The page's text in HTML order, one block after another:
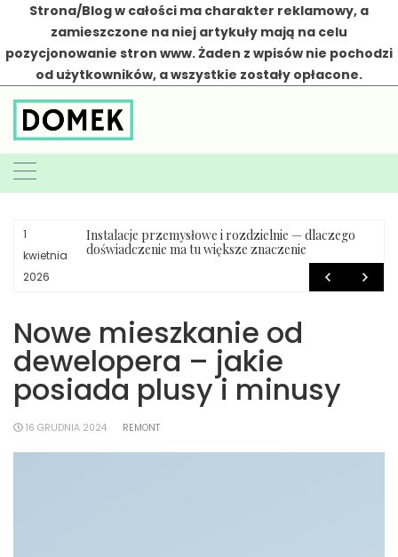
Strona/Blog w całości ma charakter reklamowy, a
zamieszczone na niej artykuły mają na celu
pozycjonowanie stron www. Żaden z wpisów nie pochodzi
od użytkowników, a wszystkie zostały opłacone.
content
1
kwietnia
2026
Instalacje przemysłowe i rozdzielnie — dlaczego
doświadczenie ma tu większe znaczenie
Nowe mieszkanie od
dewelopera – jakie
posiada plusy i minusy
16 GRUDNIA 2024 REMONT